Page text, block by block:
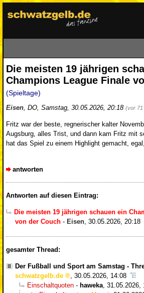
Die meisten 19 jährigen
Champions League Finale
(Spieltage)
Eisen, DO, Samstag, 30.05.2026, 20:18 (vor 71
Fritz war der beste, regnerischer kalter
Augsburg, alles Trist, und dann kam Fritz mit
hat das Spiel zu einem Highlight gemacht,
antworten
Antworten auf diesen Eintrag:
Die meisten 19 jährigen schauen ein
von der Couch - Eisen, 30.05.2026, 20:18
gesamter Thread:
Der Fußball und Sport am Samstag -
schwatzgelb.de
30.05.2026, 14:08
Einschaltquoten - haweka 31.05.2026,